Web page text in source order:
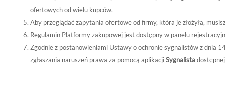
ofertowych od wielu kupców.
Aby przeglądać zapytania ofertowe od firmy, która je złożyła,
Regulamin Platformy zakupowej jest dostępny w panelu
Zgodnie z postanowieniami Ustawy o ochronie sygnalistów z dnia
zgłaszania naruszeń prawa za pomocą aplikacjiSygnalista